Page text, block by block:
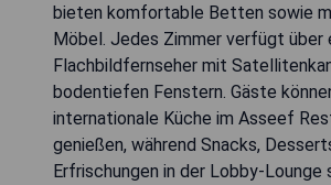
bieten komfortable Betten sowie
Möbel. Jedes Zimmer verfügt über
Flachbildfernseher mit
bodentiefen Fenstern. Gäste
internationale Küche im Asseef
genießen, während Snacks,
Erfrischungen in der Lobby-Lounge